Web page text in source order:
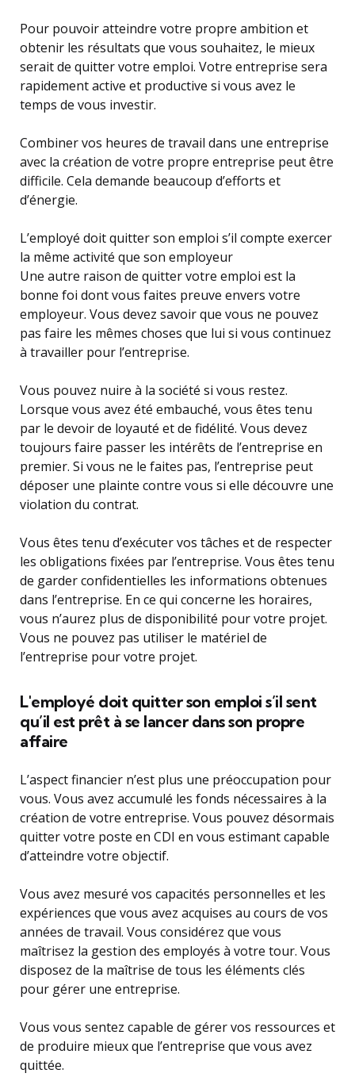
Pour pouvoir atteindre votre propre ambition et
obtenir les résultats que vous souhaitez, le mieux
serait de quitter votre emploi. Votre entreprise sera
rapidement active et productive si vous avez le
temps de vous investir.
Combiner vos heures de travail dans une entreprise
avec la création de votre propre entreprise peut être
difficile. Cela demande beaucoup d’efforts et
d’énergie.
L’employé doit quitter son emploi s’il compte exercer
la même activité que son employeur
Une autre raison de quitter votre emploi est la
bonne foi dont vous faites preuve envers votre
employeur. Vous devez savoir que vous ne pouvez
pas faire les mêmes choses que lui si vous continuez
à travailler pour l’entreprise.
Vous pouvez nuire à la société si vous restez.
Lorsque vous avez été embauché, vous êtes tenu
par le devoir de loyauté et de fidélité. Vous devez
toujours faire passer les intérêts de l’entreprise en
premier. Si vous ne le faites pas, l’entreprise peut
déposer une plainte contre vous si elle découvre une
violation du contrat.
Vous êtes tenu d’exécuter vos tâches et de respecter
les obligations fixées par l’entreprise. Vous êtes tenu
de garder confidentielles les informations obtenues
dans l’entreprise. En ce qui concerne les horaires,
vous n’aurez plus de disponibilité pour votre projet.
Vous ne pouvez pas utiliser le matériel de
l’entreprise pour votre projet.
L'employé doit quitter son emploi s’il sent
qu’il est prêt à se lancer dans son propre
affaire
L’aspect financier n’est plus une préoccupation pour
vous. Vous avez accumulé les fonds nécessaires à la
création de votre entreprise. Vous pouvez désormais
quitter votre poste en CDI en vous estimant capable
d’atteindre votre objectif.
Vous avez mesuré vos capacités personnelles et les
expériences que vous avez acquises au cours de vos
années de travail. Vous considérez que vous
maîtrisez la gestion des employés à votre tour. Vous
disposez de la maîtrise de tous les éléments clés
pour gérer une entreprise.
Vous vous sentez capable de gérer vos ressources et
de produire mieux que l’entreprise que vous avez
quittée.